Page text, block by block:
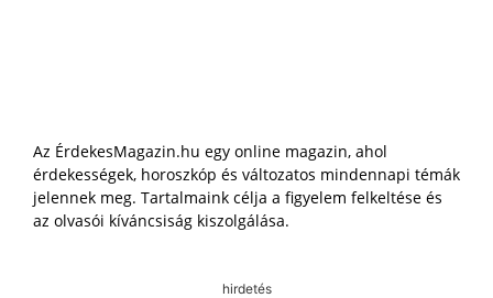
Az ÉrdekesMagazin.hu egy online magazin, ahol
érdekességek, horoszkóp és változatos mindennapi témák
jelennek meg. Tartalmaink célja a figyelem felkeltése és
az olvasói kíváncsiság kiszolgálása.
hirdetés